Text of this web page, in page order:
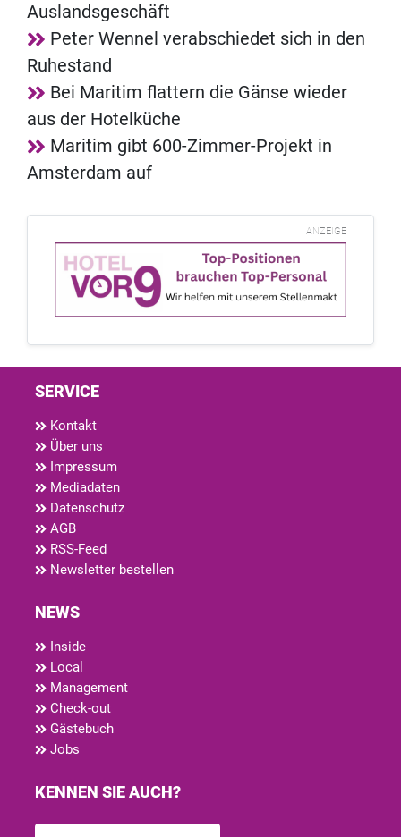
Auslandsgeschäft
Peter Wennel verabschiedet sich in den
Ruhestand
Bei Maritim flattern die Gänse wieder
aus der Hotelküche
Maritim gibt 600-Zimmer-Projekt in
Amsterdam auf
ANZEIGE
SERVICE
Kontakt
Über uns
Impressum
Mediadaten
Datenschutz
AGB
RSS-Feed
Newsletter bestellen
NEWS
Inside
Local
Management
Check-out
Gästebuch
Jobs
KENNEN SIE AUCH?